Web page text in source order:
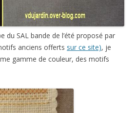
du SAL bande de l’été proposé par
anciens offerts sur ce site), je
gamme de couleur, des motifs